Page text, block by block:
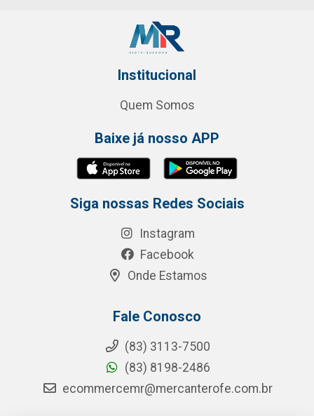
Institucional
Quem Somos
Baixe já nosso APP
Siga nossas Redes Sociais
Instagram
Facebook
Onde Estamos
Fale Conosco
(83) 3113-7500
(83) 8198-2486
ecommercemr@mercanterofe.com.br